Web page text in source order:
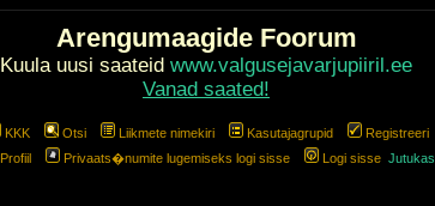
Arengumaagide Foorum
Kuula uusi saateid www.valgusejavarjupiiril.ee
Vanad saated!
KKK Otsi Liikmete nimekiri Kasutajagrupid
Registreeri
Profiil
Privaats�numite lugemiseks logi sisse Logi sisse Jutukas